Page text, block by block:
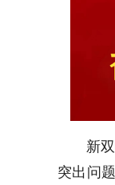
新
突出问